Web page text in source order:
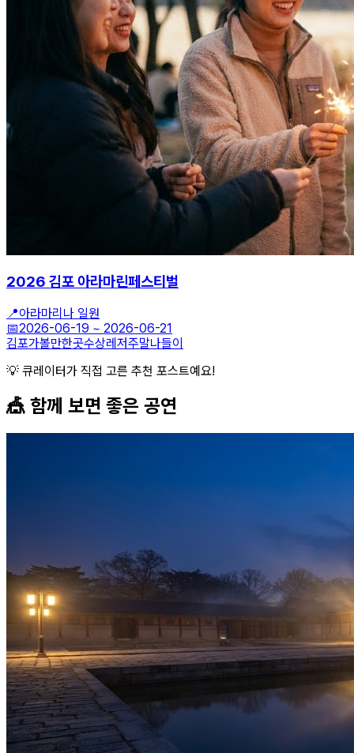
2026 김포 아라마린페스티벌
📍아라마리나 일원
📅2026-06-19 ~ 2026-06-21
김포가볼만한곳수상레저주말나들이
💡 큐레이터가 직접 고른 추천 포스트예요!
🎪 함께 보면 좋은 공연